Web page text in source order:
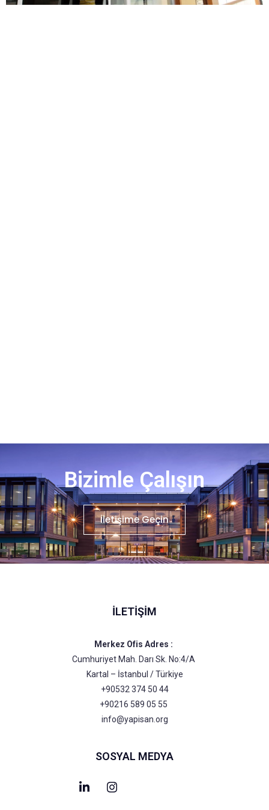
Bizimle Çalışın
İletişime Geçin
İLETIŞIM
Merkez Ofis Adres :
Cumhuriyet Mah. Darı Sk. No:4/A
Kartal – İstanbul / Türkiye
+90532 374 50 44
+90216 589 05 55
info@yapisan.org
SOSYAL MEDYA